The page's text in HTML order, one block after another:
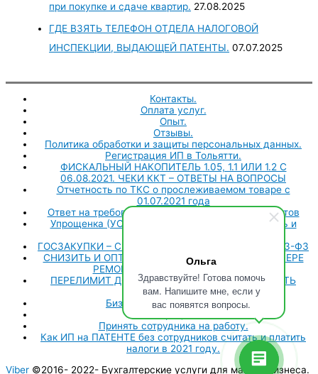
Ольга
Здравствуйте! Готова помочь
вам. Напишите мне, если у
вас появятся вопросы.
при покупке и сдаче квартир. 27.08.2025
ГДЕ ВЗЯТЬ ТЕЛЕФОН ОТДЕЛА НАЛОГОВОЙ
ИНСПЕКЦИИ, ВЫДАЮЩЕЙ ПАТЕНТЫ. 07.07.2025
Контакты.
Оплата услуг.
Опыт.
Отзывы.
Политика обработки и защиты персональных данных.
Регистрация ИП в Тольятти.
ФИСКАЛЬНЫЙ НАКОПИТЕЛЬ 1.05, 1.1 ИЛИ 1.2 С
06.08.2021. ЧЕКИ ККТ – ОТВЕТЫ НА ВОПРОСЫ
Отчетность по ТКС о прослеживаемом товаре с
01.07.2021 года
Ответ на требование о предоставлении документов
Упрощенка (УСН) 6% с сотрудниками как считать и
ГОСЗАКУПКИ – СПЕЦИАЛЬНЫЙ СЧЕТ – 44-ФЗ – 223-ФЗ
СНИЗИТЬ И ОПТИМИЗИРОВАТЬ НАЛОГИ ИП В СФЕРЕ
РЕМОНТА КВАРТИР В 2021 ГОДУ.
ПЕРЕЛИМИТ ДОХОДОВ НА ПАТЕНТЕ КАК СЧИТАТЬ
НАЛОГИ.
Бизнес-план для СЗН 2020.
Принять сотрудника на работу.
Как ИП на ПАТЕНТЕ без сотрудников считать и платить
налоги в 2021 году.
Viber ©2016- 2022- Бухгалтерские услуги для малого бизнеса.